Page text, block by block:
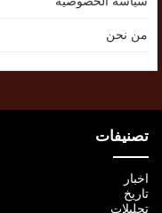
من نحن
تصنيفات
اخبار
تاريخ
تحليلات